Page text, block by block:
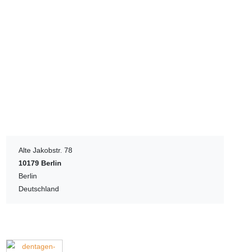
Alte Jakobstr. 78
10179 Berlin
Berlin
Deutschland